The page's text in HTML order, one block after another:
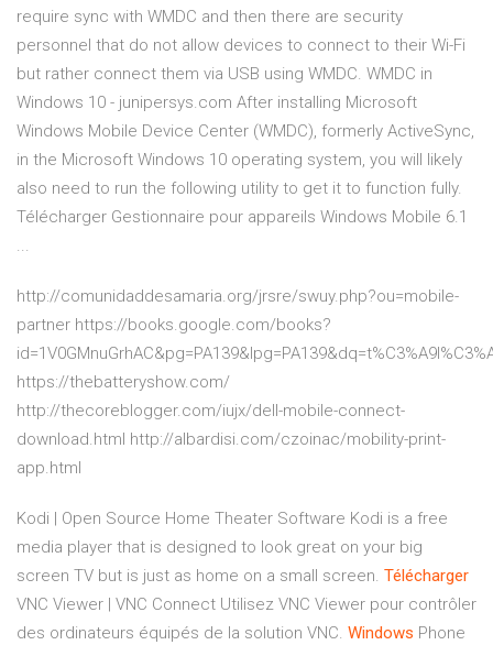
require sync with WMDC and then there are security
personnel that do not allow devices to connect to their Wi-Fi
but rather connect them via USB using WMDC. WMDC in
Windows 10 - junipersys.com After installing Microsoft
Windows Mobile Device Center (WMDC), formerly ActiveSync,
in the Microsoft Windows 10 operating system, you will likely
also need to run the following utility to get it to function fully.
Télécharger Gestionnaire pour appareils Windows Mobile 6.1
...
http://comunidaddesamaria.org/jrsre/swuy.php?ou=mobile-
partner https://books.google.com/books?
https://thebatteryshow.com/
http://thecoreblogger.com/iujx/dell-mobile-connect-
download.html http://albardisi.com/czoinac/mobility-print-
app.html
Kodi | Open Source Home Theater Software Kodi is a free
media player that is designed to look great on your big
screen TV but is just as home on a small screen. Télécharger
VNC Viewer | VNC Connect Utilisez VNC Viewer pour contrôler
des ordinateurs équipés de la solution VNC. Windows Phone